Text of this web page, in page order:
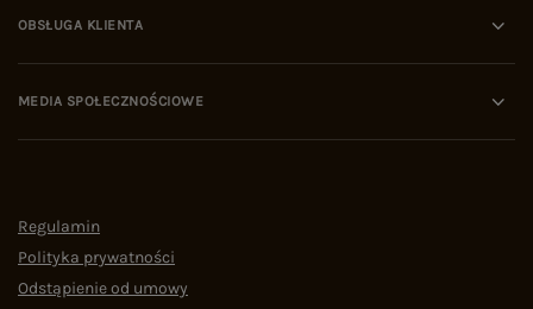
OBSŁUGA KLIENTA
MEDIA SPOŁECZNOŚCIOWE
Regulamin
Polityka prywatności
Odstąpienie od umowy